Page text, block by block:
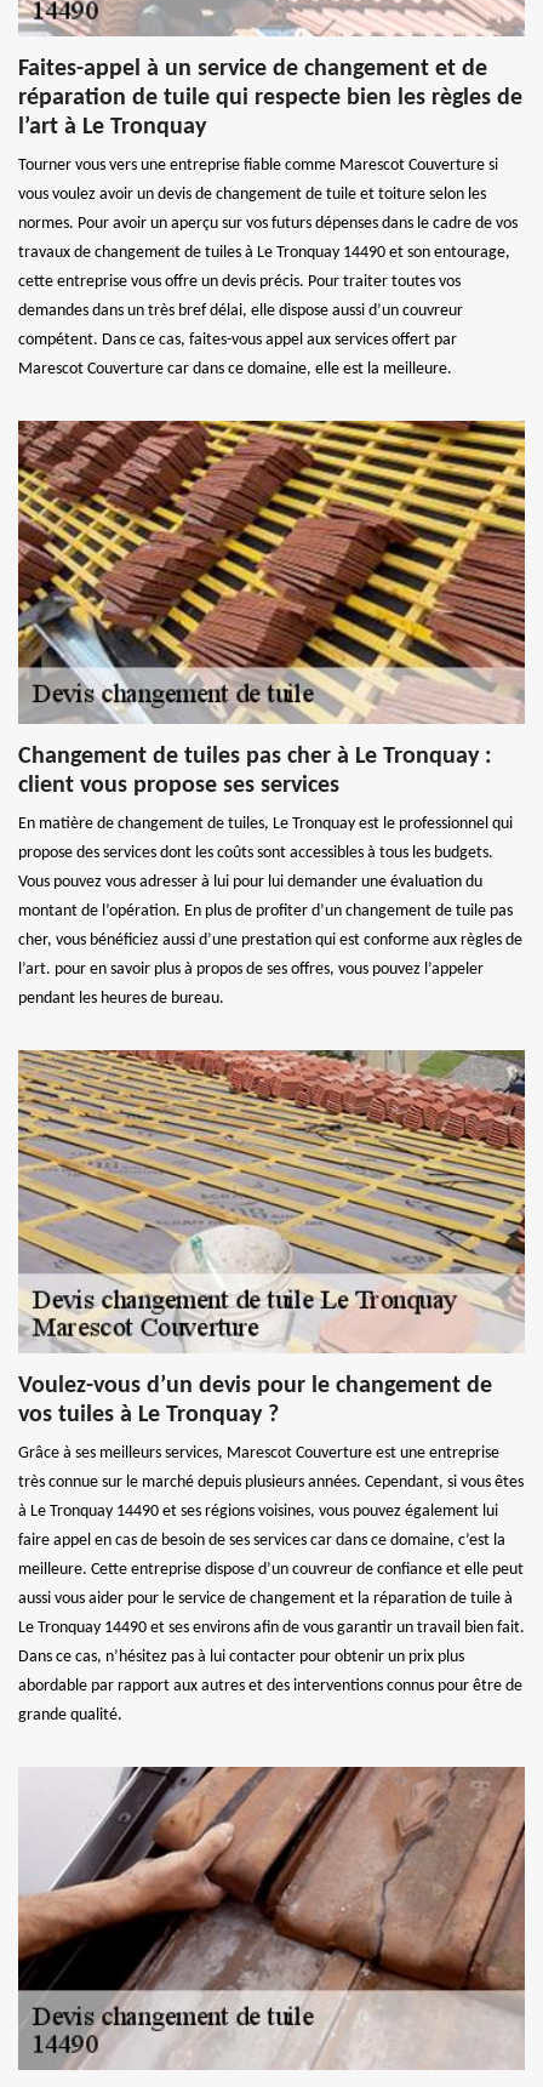
Faites-appel à un service de changement et de
réparation de tuile qui respecte bien les règles de
l’art à Le Tronquay
Tourner vous vers une entreprise fiable comme Marescot Couverture si
vous voulez avoir un devis de changement de tuile et toiture selon les
normes. Pour avoir un aperçu sur vos futurs dépenses dans le cadre de vos
travaux de changement de tuiles à Le Tronquay 14490 et son entourage,
cette entreprise vous offre un devis précis. Pour traiter toutes vos
demandes dans un très bref délai, elle dispose aussi d’un couvreur
compétent. Dans ce cas, faites-vous appel aux services offert par
Marescot Couverture car dans ce domaine, elle est la meilleure.
Changement de tuiles pas cher à Le Tronquay :
client vous propose ses services
En matière de changement de tuiles, Le Tronquay est le professionnel qui
propose des services dont les coûts sont accessibles à tous les budgets.
Vous pouvez vous adresser à lui pour lui demander une évaluation du
montant de l’opération. En plus de profiter d’un changement de tuile pas
cher, vous bénéficiez aussi d’une prestation qui est conforme aux règles de
l’art. pour en savoir plus à propos de ses offres, vous pouvez l’appeler
pendant les heures de bureau.
Voulez-vous d’un devis pour le changement de
vos tuiles à Le Tronquay ?
Grâce à ses meilleurs services, Marescot Couverture est une entreprise
très connue sur le marché depuis plusieurs années. Cependant, si vous êtes
à Le Tronquay 14490 et ses régions voisines, vous pouvez également lui
faire appel en cas de besoin de ses services car dans ce domaine, c’est la
meilleure. Cette entreprise dispose d’un couvreur de confiance et elle peut
aussi vous aider pour le service de changement et la réparation de tuile à
Le Tronquay 14490 et ses environs afin de vous garantir un travail bien fait.
Dans ce cas, n’hésitez pas à lui contacter pour obtenir un prix plus
abordable par rapport aux autres et des interventions connus pour être de
grande qualité.